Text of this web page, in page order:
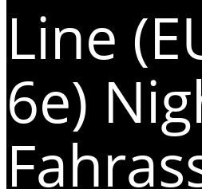
Line
6e)